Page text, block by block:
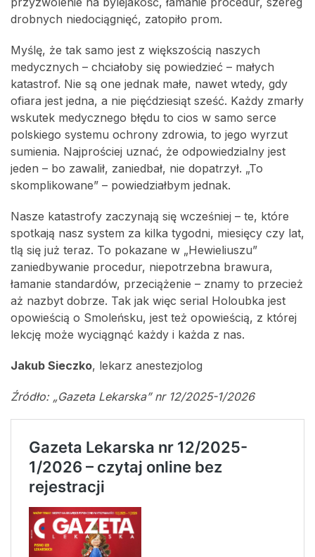
drobnych niedociągnięć, zatopiło prom.
Myślę, że tak samo jest z większością naszych
medycznych – chciałoby się powiedzieć – małych
katastrof. Nie są one jednak małe, nawet wtedy, gdy
ofiara jest jedna, a nie pięćdziesiąt sześć. Każdy zmarły
wskutek medycznego błędu to cios w samo serce
polskiego systemu ochrony zdrowia, to jego wyrzut
sumienia. Najprościej uznać, że odpowiedzialny jest
jeden – bo zawalił, zaniedbał, nie dopatrzył. „To
skomplikowane” – powiedziałbym jednak.
Nasze katastrofy zaczynają się wcześniej – te, które
spotkają nasz system za kilka tygodni, miesięcy czy lat,
tlą się już teraz. To pokazane w „Hewieliuszu”
zaniedbywanie procedur, niepotrzebna brawura,
łamanie standardów, przeciążenie – znamy to przecież
aż nazbyt dobrze. Tak jak więc serial Holoubka jest
opowieścią o Smoleńsku, jest też opowieścią, z której
lekcję może wyciągnąć każdy i każda z nas.
Jakub Sieczko, lekarz anestezjolog
Źródło: „Gazeta Lekarska” nr 12/2025-1/2026